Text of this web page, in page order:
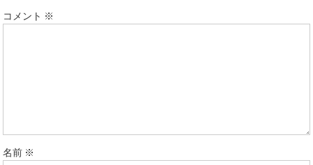
コメント ※
名前 ※